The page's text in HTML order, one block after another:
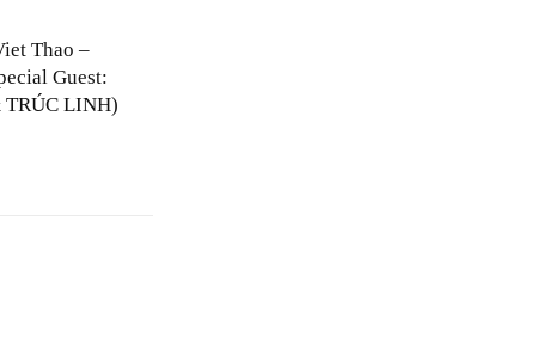
Thao –
Guest:
LINH)